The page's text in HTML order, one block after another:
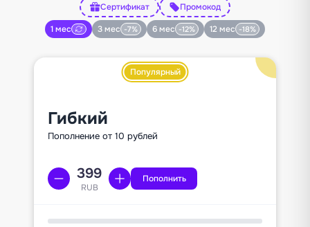
Сертификат
1 мес
3 мес -7% 6 мес -12% 12 мес -18%
Промокод
Популярный
Гибкий
Пополнение от 10 рублей
RUB
Пополнить